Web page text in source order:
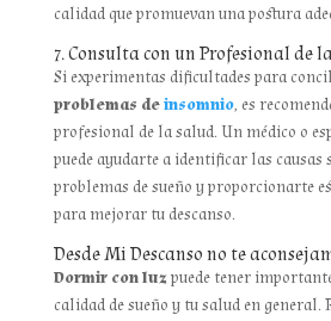
calidad que promuevan una postura
7. Consulta con un Profesional de
Si experimentas dificultades para
problemas deinsomnio, es
profesional de la salud. Un médico o
puede ayudarte a identificar las causas
problemas de sueño y proporcionarte
para mejorar tu descanso.
Desde Mi Descanso no te
Dormir con luzpuede tener
calidad de sueño y tu salud en general.